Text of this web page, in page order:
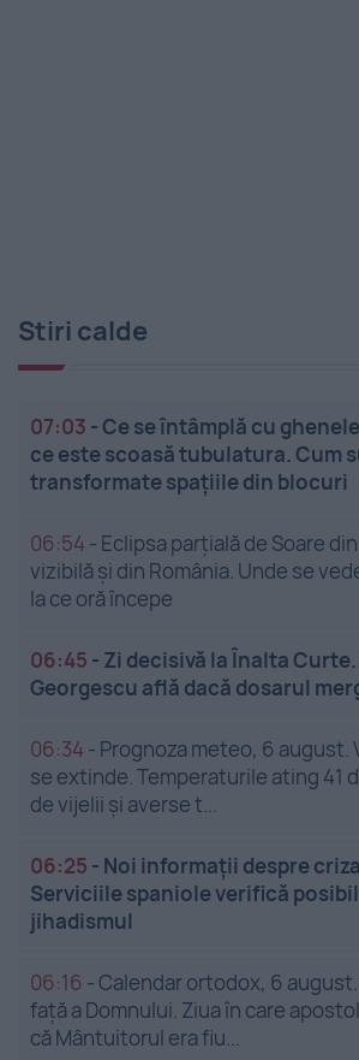
Stiri calde
07:03 -Ce se întâmplă cu
ce este scoasă tubulatura. Cum
transformate spațiile din blocuri
06:54 - Eclipsa parțială de Soare
vizibilă și din România. Unde se
la ce oră începe
06:45 - Zi decisivă la Înalta
Georgescu află dacă dosarul
06:34 - Prognoza meteo, 6 august.
se extinde. Temperaturile ating 41
de vijelii și averse t...
06:25 - Noi informații despre
Serviciile spaniole verifică
jihadismul
06:16 -Calendar ortodox, 6
față a Domnului. Ziua în care
că Mântuitorul era fiu...